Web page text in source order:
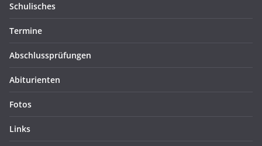
Schulisches
Termine
Abschlussprüfungen
Abiturienten
Fotos
Links